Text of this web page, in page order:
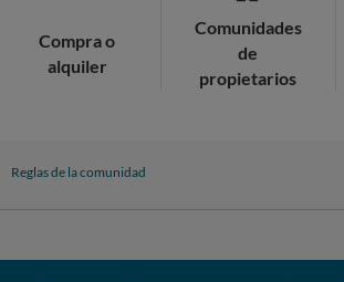
Compra o
alquiler
Comunidades
de
propietarios
Reglas de la comunidad